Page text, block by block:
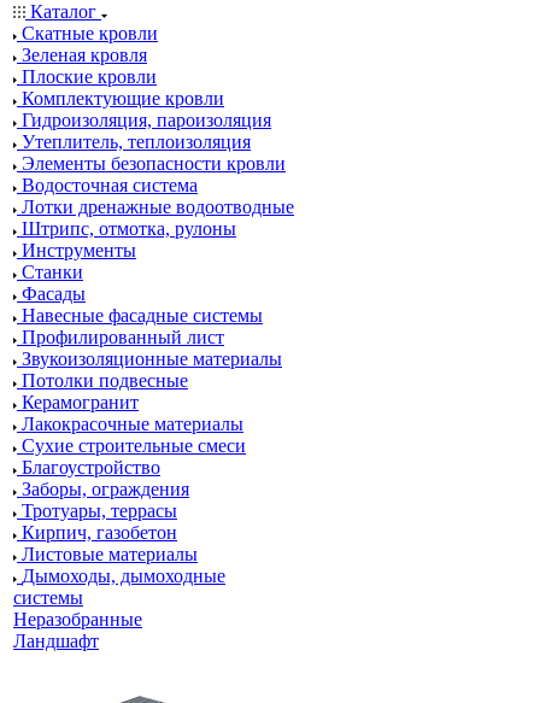
Каталог
Скатные кровли
Зеленая кровля
Плоские кровли
Комплектующие кровли
Гидроизоляция, пароизоляция
Утеплитель, теплоизоляция
Элементы безопасности кровли
Водосточная система
Лотки дренажные водоотводные
Штрипс, отмотка, рулоны
Инструменты
Станки
Фасады
Навесные фасадные системы
Профилированный лист
Звукоизоляционные материалы
Потолки подвесные
Керамогранит
Лакокрасочные материалы
Сухие строительные смеси
Благоустройство
Заборы, ограждения
Тротуары, террасы
Кирпич, газобетон
Листовые материалы
Дымоходы, дымоходные
системы
Неразобранные
Ландшафт